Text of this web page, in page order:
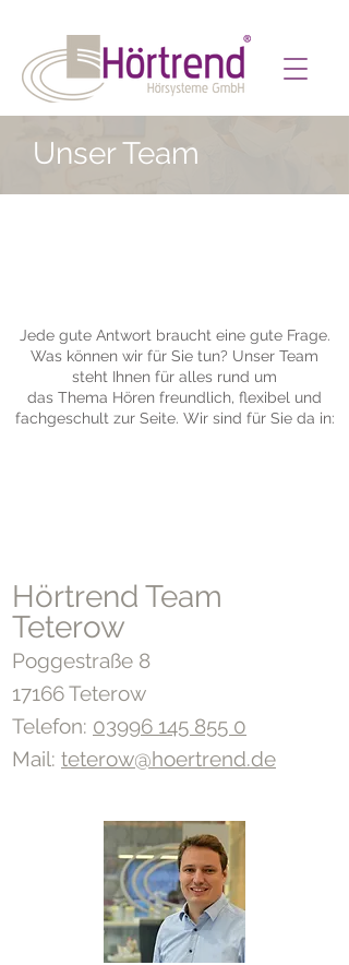
Unser Team
Jede gute Antwort braucht eine gute Frage.
Was können wir für Sie tun? Unser Team
steht Ihnen für alles rund um
das Thema Hören freundlich, flexibel und
fachgeschult zur Seite. Wir sind für Sie da in:
Hörtrend Team
Teterow
Poggestraße 8
17166 Teterow
Telefon: 03996 145 855 0
Mail: teterow@hoertrend.de